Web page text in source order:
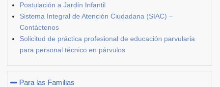
Postulación a Jardín Infantil
Sistema Integral de Atención Ciudadana (SIAC) –
Contáctenos
Solicitud de práctica profesional de educación parvularia
para personal técnico en párvulos
Para las Familias